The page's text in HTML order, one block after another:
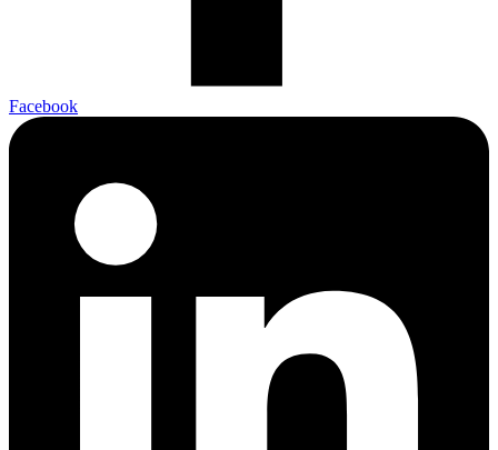
Facebook